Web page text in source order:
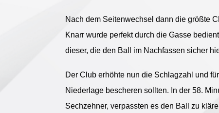
Nach dem Seitenwechsel dann die größte
Knarr wurde perfekt durch die Gasse
dieser, die den Ball im Nachfassen sicher
Der Club erhöhte nun die Schlagzahl und
Niederlage bescheren sollten. In der 58.
Sechzehner, verpassten es den Ball zu